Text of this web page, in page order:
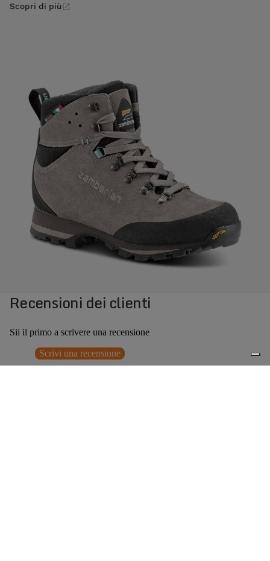
Scopri di più
Recensioni dei clienti
Sii il primo a scrivere una recensione
Scrivi una recensione